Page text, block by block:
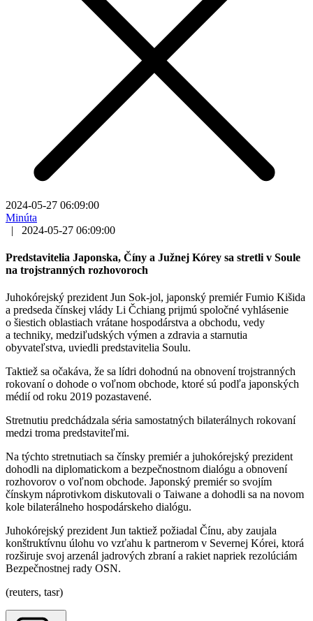
2024-05-27 06:09:00
Minúta
|
2024-05-27 06:09:00
Predstavitelia Japonska, Číny a Južnej Kórey sa stretli v Soule
na trojstranných rozhovoroch
Juhokórejský prezident Jun Sok-jol, japonský premiér Fumio Kišida
a predseda čínskej vlády Li Čchiang prijmú spoločné vyhlásenie
o šiestich oblastiach vrátane hospodárstva a obchodu, vedy
a techniky, medziľudských výmen a zdravia a starnutia
obyvateľstva, uviedli predstavitelia Soulu.
Taktiež sa očakáva, že sa lídri dohodnú na obnovení trojstranných
rokovaní o dohode o voľnom obchode, ktoré sú podľa japonských
médií od roku 2019 pozastavené.
Stretnutiu predchádzala séria samostatných bilaterálnych rokovaní
medzi troma predstaviteľmi.
Na týchto stretnutiach sa čínsky premiér a juhokórejský prezident
dohodli na diplomatickom a bezpečnostnom dialógu a obnovení
rozhovorov o voľnom obchode. Japonský premiér so svojím
čínskym náprotivkom diskutovali o Taiwane a dohodli sa na novom
kole bilaterálneho hospodárskeho dialógu.
Juhokórejský prezident Jun taktiež požiadal Čínu, aby zaujala
konštruktívnu úlohu vo vzťahu k partnerom v Severnej Kórei, ktorá
rozširuje svoj arzenál jadrových zbraní a rakiet napriek rezolúciám
Bezpečnostnej rady OSN.
(reuters, tasr)